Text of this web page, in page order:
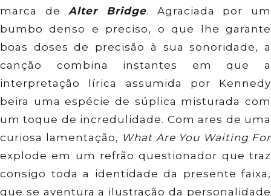
marca deAlter Bridge. Agraciada por um
bumbo denso e preciso, o que lhe garante
boas doses de precisão à sua sonoridade, a
canção combina instantes em que a
interpretação lírica assumida por Kennedy
beira uma espécie de súplica misturada com
um toque de incredulidade. Com ares de uma
curiosa lamentação, What Are You Waiting For
explode em um refrão questionador que traz
consigo toda a identidade da presente faixa,
que se aventura a ilustração da personalidade